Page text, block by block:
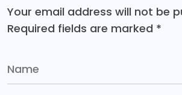
Your email address will not be
Required fields are marked *